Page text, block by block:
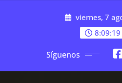
viernes, 7
8:09:20
Síguenos